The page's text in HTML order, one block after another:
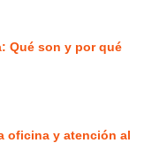
Qué son y por qué
oficina y atención al